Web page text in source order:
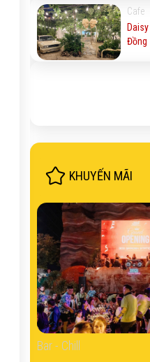
Cafe
Đồng
KHUYẾN MÃI
Bar - Chill